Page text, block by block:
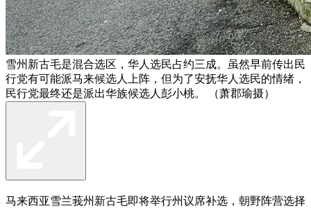
雪州新古毛是混合选区，华人选民占约三成。虽然早前传出民
行党有可能派马来候选人上阵，但为了安抚华人选民的情绪，
民行党最终还是派出华族候选人彭小桃。 （萧郡瑜摄）
马来西亚雪兰莪州新古毛即将举行州议席补选，朝野阵营选择